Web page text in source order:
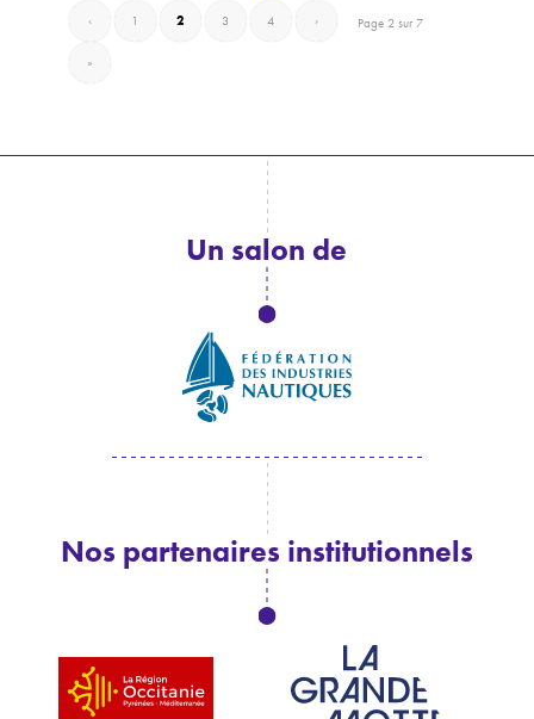
Page 2 sur 7
‹ 1 2 3 4 ›
»
Nos partenaires institutionnels
Un salon de